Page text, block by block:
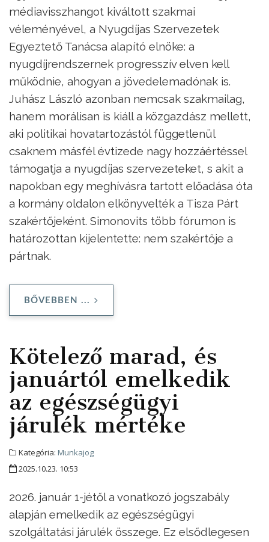
médiavisszhangot kiváltott szakmai
véleményével, a Nyugdíjas Szervezetek
Egyeztető Tanácsa alapító elnöke: a
nyugdíjrendszernek progresszív elven kell
működnie, ahogyan a jövedelemadónak is.
Juhász László azonban nemcsak szakmailag,
hanem morálisan is kiáll a közgazdász mellett,
aki politikai hovatartozástól függetlenül
csaknem másfél évtizede nagy hozzáértéssel
támogatja a nyugdíjas szervezeteket, s akit a
napokban egy meghívásra tartott előadása óta
a kormány oldalon elkönyvelték a Tisza Párt
szakértőjeként. Simonovits több fórumon is
határozottan kijelentette: nem szakértője a
pártnak.
BŐVEBBEN ...
Kötelező marad, és
januártól emelkedik
az egészségügyi
járulék mértéke
Kategória: Munkajog
2025.10.23. 10:53
2026. január 1-jétől a vonatkozó jogszabály
alapján emelkedik az egészségügyi
szolgáltatási járulék összege. Ez elsődlegesen